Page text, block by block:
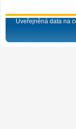
Uveřejněná data na